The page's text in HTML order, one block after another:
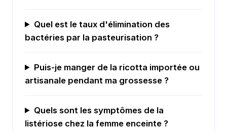
Quel est le taux d'élimination des
bactéries par la pasteurisation ?
Puis-je manger de la ricotta importée ou
artisanale pendant ma grossesse ?
Quels sont les symptômes de la
listériose chez la femme enceinte ?